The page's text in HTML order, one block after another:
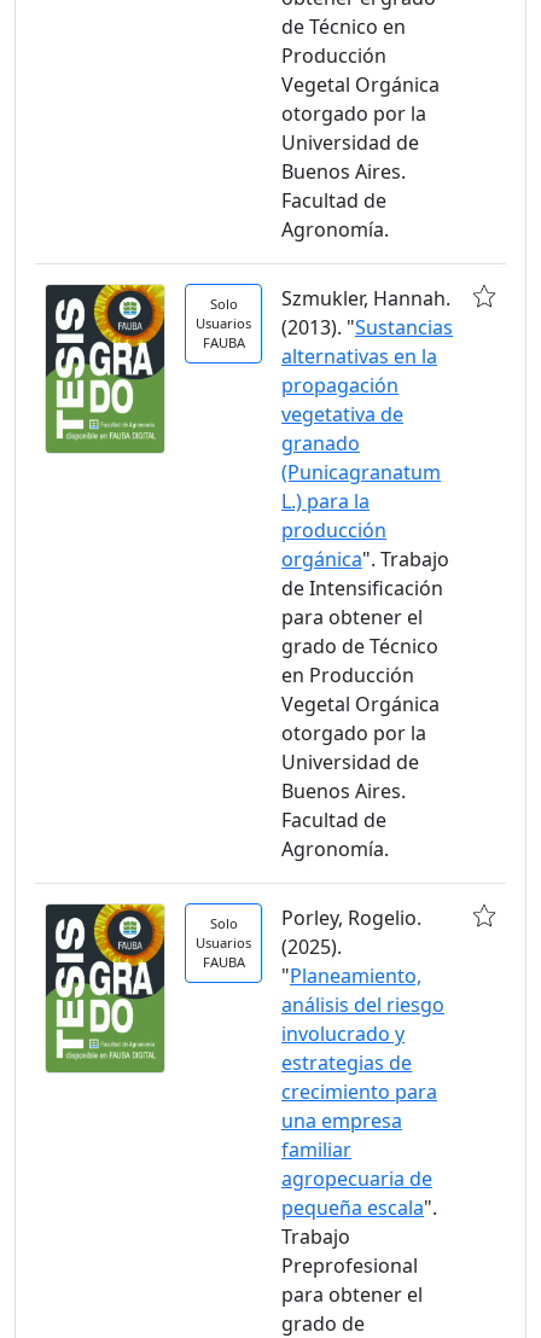
de Técnico en
Producción
Vegetal Orgánica
otorgado por la
Universidad de
Buenos Aires.
Facultad de
Agronomía.
Solo
Usuarios
FAUBA
Szmukler, Hannah.
(2013). "Sustancias
alternativas en la
propagación
vegetativa de
granado
(Punicagranatum
L.) para la
producción
orgánica". Trabajo
de Intensificación
para obtener el
grado de Técnico
en Producción
Vegetal Orgánica
otorgado por la
Universidad de
Buenos Aires.
Facultad de
Agronomía.
Solo
Usuarios
FAUBA
Porley, Rogelio.
(2025).
"Planeamiento,
análisis del riesgo
involucrado y
estrategias de
crecimiento para
una empresa
familiar
agropecuaria de
pequeña escala".
Trabajo
Preprofesional
para obtener el
grado de